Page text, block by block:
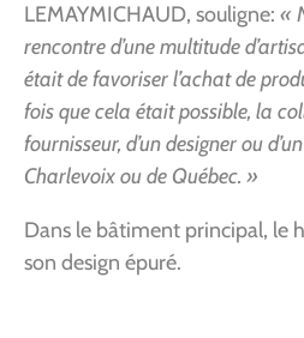
LEMAYMICHAUD, souligne: «
rencontre d’une multitude
était de favoriser l’achat de
fois que cela était possible, la
fournisseur, d’un designer ou
Charlevoix ou de Québec. »
Dans le bâtiment principal, le
son design épuré.